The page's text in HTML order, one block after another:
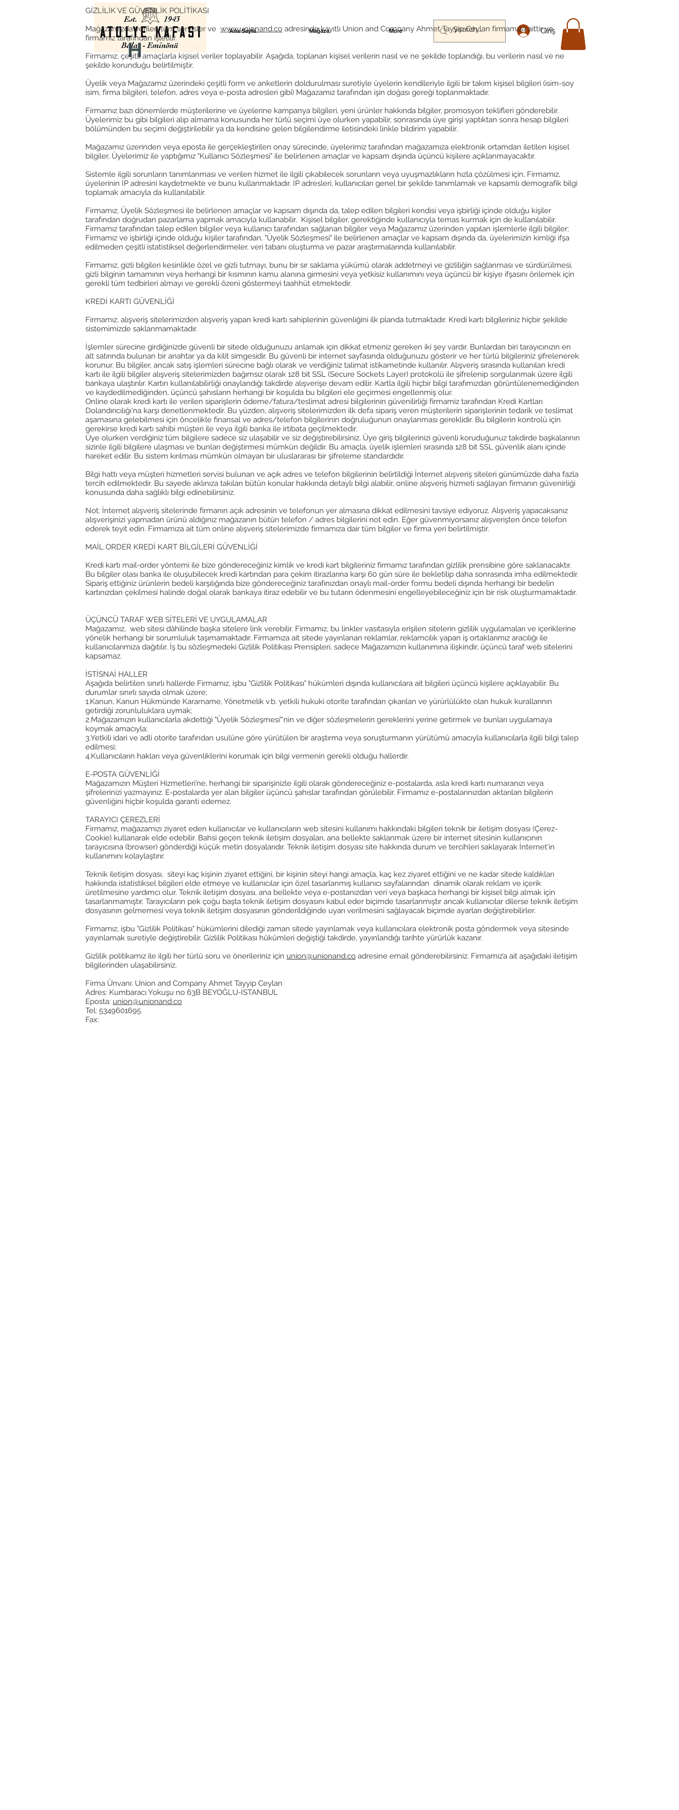
Ana Sayfa Mağaza More Giriş
H
GİZLİLİK VE GÜVENLİK POLİTİKASI
Mağazamızda verilen tüm servisler ve www.unionand.co adresinde kayıtlı Union and Company Ahmet Tayyip Ceylan firmamıza aittir ve
firmamız tarafından işletilir.
Firmamız, çeşitli amaçlarla kişisel veriler toplayabilir. Aşağıda, toplanan kişisel verilerin nasıl ve ne şekilde toplandığı, bu verilerin nasıl ve ne
şekilde korunduğu belirtilmiştir.
Üyelik veya Mağazamız üzerindeki çeşitli form ve anketlerin doldurulması suretiyle üyelerin kendileriyle ilgili bir takım kişisel bilgileri (isim-soy
isim, firma bilgileri, telefon, adres veya e-posta adresleri gibi) Mağazamız tarafından işin doğası gereği toplanmaktadır.
Firmamız bazı dönemlerde müşterilerine ve üyelerine kampanya bilgileri, yeni ürünler hakkında bilgiler, promosyon teklifleri gönderebilir.
Üyelerimiz bu gibi bilgileri alıp almama konusunda her türlü seçimi üye olurken yapabilir, sonrasında üye girişi yaptıktan sonra hesap bilgileri
bölümünden bu seçimi değiştirilebilir ya da kendisine gelen bilgilendirme iletisindeki linkle bildirim yapabilir.
Mağazamız üzerinden veya eposta ile gerçekleştirilen onay sürecinde, üyelerimiz tarafından mağazamıza elektronik ortamdan iletilen kişisel
bilgiler, Üyelerimiz ile yaptığımız "Kullanıcı Sözleşmesi" ile belirlenen amaçlar ve kapsam dışında üçüncü kişilere açıklanmayacaktır.
Sistemle ilgili sorunların tanımlanması ve verilen hizmet ile ilgili çıkabilecek sorunların veya uyuşmazlıkların hızla çözülmesi için, Firmamız,
üyelerinin IP adresini kaydetmekte ve bunu kullanmaktadır. IP adresleri, kullanıcıları genel bir şekilde tanımlamak ve kapsamlı demografik bilgi
toplamak amacıyla da kullanılabilir.
Firmamız, Üyelik Sözleşmesi ile belirlenen amaçlar ve kapsam dışında da, talep edilen bilgileri kendisi veya işbirliği içinde olduğu kişiler
tarafından doğrudan pazarlama yapmak amacıyla kullanabilir. Kişisel bilgiler, gerektiğinde kullanıcıyla temas kurmak için de kullanılabilir.
Firmamız tarafından talep edilen bilgiler veya kullanıcı tarafından sağlanan bilgiler veya Mağazamız üzerinden yapılan işlemlerle ilgili bilgiler;
Firmamız ve işbirliği içinde olduğu kişiler tarafından, "Üyelik Sözleşmesi" ile belirlenen amaçlar ve kapsam dışında da, üyelerimizin kimliği ifşa
edilmeden çeşitli istatistiksel değerlendirmeler, veri tabanı oluşturma ve pazar araştırmalarında kullanılabilir.
Firmamız, gizli bilgileri kesinlikle özel ve gizli tutmayı, bunu bir sır saklama yükümü olarak addetmeyi ve gizliliğin sağlanması ve sürdürülmesi,
gizli bilginin tamamının veya herhangi bir kısmının kamu alanına girmesini veya yetkisiz kullanımını veya üçüncü bir kişiye ifşasını önlemek için
gerekli tüm tedbirleri almayı ve gerekli özeni göstermeyi taahhüt etmektedir.
KREDİ KARTI GÜVENLİĞİ
Firmamız, alışveriş sitelerimizden alışveriş yapan kredi kartı sahiplerinin güvenliğini ilk planda tutmaktadır. Kredi kartı bilgileriniz hiçbir şekilde
sistemimizde saklanmamaktadır.
İşlemler sürecine girdiğinizde güvenli bir sitede olduğunuzu anlamak için dikkat etmeniz gereken iki şey vardır. Bunlardan biri tarayıcınızın en
alt satırında bulunan bir anahtar ya da kilit simgesidir. Bu güvenli bir internet sayfasında olduğunuzu gösterir ve her türlü bilgileriniz şifrelenerek
korunur. Bu bilgiler, ancak satış işlemleri sürecine bağlı olarak ve verdiğiniz talimat istikametinde kullanılır. Alışveriş sırasında kullanılan kredi
kartı ile ilgili bilgiler alışveriş sitelerimizden bağımsız olarak 128 bit SSL (Secure Sockets Layer) protokolü ile şifrelenip sorgulanmak üzere ilgili
bankaya ulaştırılır. Kartın kullanılabilirliği onaylandığı takdirde alışverişe devam edilir. Kartla ilgili hiçbir bilgi tarafımızdan görüntülenemediğinden
ve kaydedilmediğinden, üçüncü şahısların herhangi bir koşulda bu bilgileri ele geçirmesi engellenmiş olur.
Online olarak kredi kartı ile verilen siparişlerin ödeme/fatura/teslimat adresi bilgilerinin güvenilirliği firmamiz tarafından Kredi Kartları
Dolandırıcılığı'na karşı denetlenmektedir. Bu yüzden, alışveriş sitelerimizden ilk defa sipariş veren müşterilerin siparişlerinin tedarik ve teslimat
aşamasına gelebilmesi için öncelikle finansal ve adres/telefon bilgilerinin doğruluğunun onaylanması gereklidir. Bu bilgilerin kontrolü için
gerekirse kredi kartı sahibi müşteri ile veya ilgili banka ile irtibata geçilmektedir.
Üye olurken verdiğiniz tüm bilgilere sadece siz ulaşabilir ve siz değiştirebilirsiniz. Üye giriş bilgilerinizi güvenli koruduğunuz takdirde başkalarının
sizinle ilgili bilgilere ulaşması ve bunları değiştirmesi mümkün değildir. Bu amaçla, üyelik işlemleri sırasında 128 bit SSL güvenlik alanı içinde
hareket edilir. Bu sistem kırılması mümkün olmayan bir uluslararası bir şifreleme standardıdır.
Bilgi hattı veya müşteri hizmetleri servisi bulunan ve açık adres ve telefon bilgilerinin belirtildiği İnternet alışveriş siteleri günümüzde daha fazla
tercih edilmektedir. Bu sayede aklınıza takılan bütün konular hakkında detaylı bilgi alabilir, online alışveriş hizmeti sağlayan firmanın güvenirliği
konusunda daha sağlıklı bilgi edinebilirsiniz.
Not: İnternet alışveriş sitelerinde firmanın açık adresinin ve telefonun yer almasına dikkat edilmesini tavsiye ediyoruz. Alışveriş yapacaksanız
alışverişinizi yapmadan ürünü aldığınız mağazanın bütün telefon / adres bilgilerini not edin. Eğer güvenmiyorsanız alışverişten önce telefon
ederek teyit edin. Firmamıza ait tüm online alışveriş sitelerimizde firmamıza dair tüm bilgiler ve firma yeri belirtilmiştir.
MAİL ORDER KREDİ KART BİLGİLERİ GÜVENLİĞİ
Kredi kartı mail-order yöntemi ile bize göndereceğiniz kimlik ve kredi kart bilgileriniz firmamız tarafından gizlilik prensibine göre saklanacaktır.
Bu bilgiler olası banka ile oluşubilecek kredi kartından para çekim itirazlarına karşı 60 gün süre ile bekletilip daha sonrasında imha edilmektedir.
Sipariş ettiğiniz ürünlerin bedeli karşılığında bize göndereceğiniz tarafınızdan onaylı mail-order formu bedeli dışında herhangi bir bedelin
kartınızdan çekilmesi halinde doğal olarak bankaya itiraz edebilir ve bu tutarın ödenmesini engelleyebileceğiniz için bir risk oluşturmamaktadır.
ÜÇÜNCÜ TARAF WEB SİTELERİ VE UYGULAMALAR
Mağazamız, web sitesi dâhilinde başka sitelere link verebilir. Firmamız, bu linkler vasıtasıyla erişilen sitelerin gizlilik uygulamaları ve içeriklerine
yönelik herhangi bir sorumluluk taşımamaktadır. Firmamıza ait sitede yayınlanan reklamlar, reklamcılık yapan iş ortaklarımız aracılığı ile
kullanıcılarımıza dağıtılır. İş bu sözleşmedeki Gizlilik Politikası Prensipleri, sadece Mağazamızın kullanımına ilişkindir, üçüncü taraf web sitelerini
kapsamaz.
İSTİSNAİ HALLER
Aşağıda belirtilen sınırlı hallerde Firmamız, işbu "Gizlilik Politikası" hükümleri dışında kullanıcılara ait bilgileri üçüncü kişilere açıklayabilir. Bu
durumlar sınırlı sayıda olmak üzere;
1.Kanun, Kanun Hükmünde Kararname, Yönetmelik v.b. yetkili hukuki otorite tarafından çıkarılan ve yürürlülükte olan hukuk kurallarının
getirdiği zorunluluklara uymak;
2.Mağazamızın kullanıcılarla akdettiği "Üyelik Sözleşmesi"'nin ve diğer sözleşmelerin gereklerini yerine getirmek ve bunları uygulamaya
koymak amacıyla;
3.Yetkili idari ve adli otorite tarafından usulüne göre yürütülen bir araştırma veya soruşturmanın yürütümü amacıyla kullanıcılarla ilgili bilgi talep
edilmesi;
4.Kullanıcıların hakları veya güvenliklerini korumak için bilgi vermenin gerekli olduğu hallerdir.
E-POSTA GÜVENLİĞİ
Mağazamızın Müşteri Hizmetleri’ne, herhangi bir siparişinizle ilgili olarak göndereceğiniz e-postalarda, asla kredi kartı numaranızı veya
şifrelerinizi yazmayınız. E-postalarda yer alan bilgiler üçüncü şahıslar tarafından görülebilir. Firmamız e-postalarınızdan aktarılan bilgilerin
güvenliğini hiçbir koşulda garanti edemez.
TARAYICI ÇEREZLERİ
Firmamız, mağazamızı ziyaret eden kullanıcılar ve kullanıcıların web sitesini kullanımı hakkındaki bilgileri teknik bir iletişim dosyası (Çerez-
Cookie) kullanarak elde edebilir. Bahsi geçen teknik iletişim dosyaları, ana bellekte saklanmak üzere bir internet sitesinin kullanıcının
tarayıcısına (browser) gönderdiği küçük metin dosyalarıdır. Teknik iletişim dosyası site hakkında durum ve tercihleri saklayarak İnternet'in
kullanımını kolaylaştırır.
Teknik iletişim dosyası, siteyi kaç kişinin ziyaret ettiğini, bir kişinin siteyi hangi amaçla, kaç kez ziyaret ettiğini ve ne kadar sitede kaldıkları
hakkında istatistiksel bilgileri elde etmeye ve kullanıcılar için özel tasarlanmış kullanıcı sayfalarından dinamik olarak reklam ve içerik
üretilmesine yardımcı olur. Teknik iletişim dosyası, ana bellekte veya e-postanızdan veri veya başkaca herhangi bir kişisel bilgi almak için
tasarlanmamıştır. Tarayıcıların pek çoğu başta teknik iletişim dosyasını kabul eder biçimde tasarlanmıştır ancak kullanıcılar dilerse teknik iletişim
dosyasının gelmemesi veya teknik iletişim dosyasının gönderildiğinde uyarı verilmesini sağlayacak biçimde ayarları değiştirebilirler.
Firmamız, işbu "Gizlilik Politikası" hükümlerini dilediği zaman sitede yayınlamak veya kullanıcılara elektronik posta göndermek veya sitesinde
yayınlamak suretiyle değiştirebilir. Gizlilik Politikası hükümleri değiştiği takdirde, yayınlandığı tarihte yürürlük kazanır.
Gizlilik politikamız ile ilgili her türlü soru ve önerileriniz için union@unionand.co adresine email gönderebilirsiniz. Firmamız’a ait aşağıdaki iletişim
bilgilerinden ulaşabilirsiniz.
Firma Ünvanı: Union and Company Ahmet Tayyip Ceylan
Adres: Kumbaracı Yokuşu no 63B BEYOĞLU-İSTANBUL
Eposta: union@unionand.co
Tel: 5349601695
Fax: